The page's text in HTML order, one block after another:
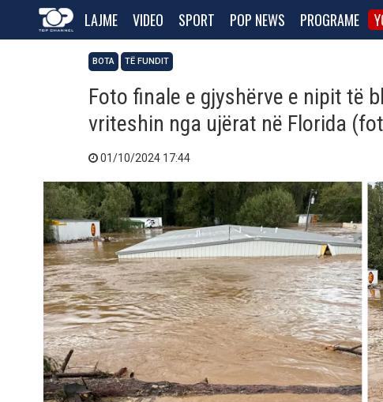
LAJME VIDEO SPORT POP NEWS PROGRAME
BOTA TË FUNDIT
Foto finale e gjyshërve e nipit të
vriteshin nga ujërat në Florida
01/10/2024 17:44